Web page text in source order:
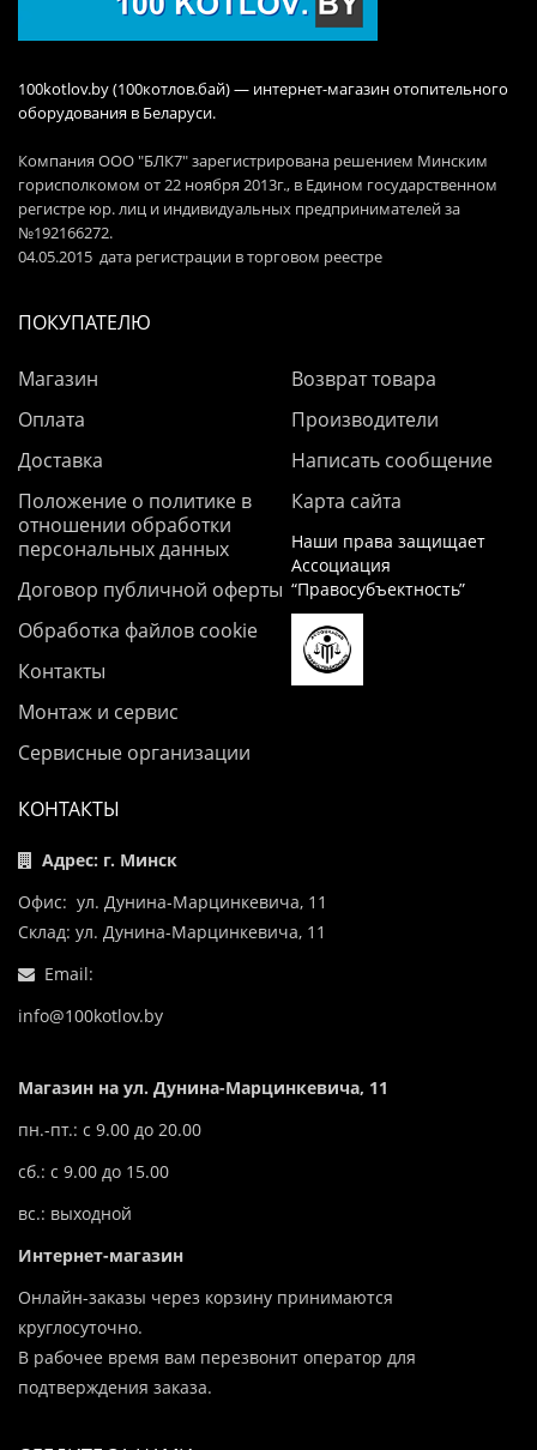
100kotlov.by (100котлов.бай) — интернет-магазин отопительного
оборудования в Беларуси.
Компания ООО "БЛК7" зарегистрирована решением Минским
горисполкомом от 22 ноября 2013г., в Едином государственном
регистре юр. лиц и индивидуальных предпринимателей за
№192166272.
04.05.2015 дата регистрации в торговом реестре
ПОКУПАТЕЛЮ
Магазин
Оплата
Доставка
Положение о политике в
отношении обработки
персональных данных
Договор публичной оферты
Обработка файлов cookie
Контакты
Монтаж и сервис
Сервисные организации
Возврат товара
Производители
Написать сообщение
Карта сайта
Наши права защищает
Ассоциация
“Правосубъектность”
КОНТАКТЫ
Адрес: г. Минск
Офис: ул. Дунина-Марцинкевича, 11
Склад: ул. Дунина-Марцинкевича, 11
Email:
info@100kotlov.by
Магазин на ул. Дунина-Марцинкевича, 11
пн.-пт.: с 9.00 до 20.00
сб.: с 9.00 до 15.00
вс.: выходной
Интернет-магазин
Онлайн-заказы через корзину принимаются
круглосуточно.
В рабочее время вам перезвонит оператор для
подтверждения заказа.